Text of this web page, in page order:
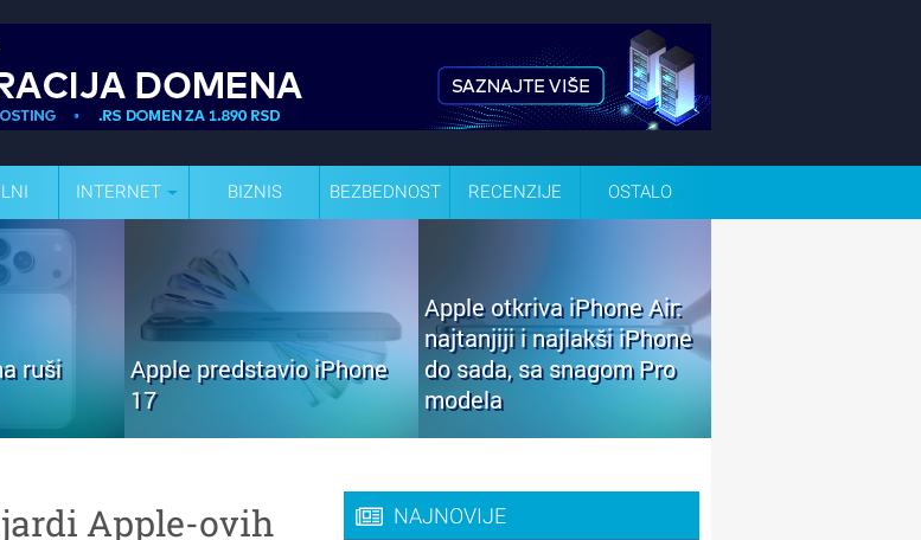
INTERNET BIZNIS BEZBEDNOST RECENZIJE OSTALO
ruši
Apple predstavio iPhone
17
Apple otkriva iPhone Air:
najtanjiji i najlakši iPhone
do sada, sa snagom Pro
modela
Apple-ovih
NAJNOVIJE